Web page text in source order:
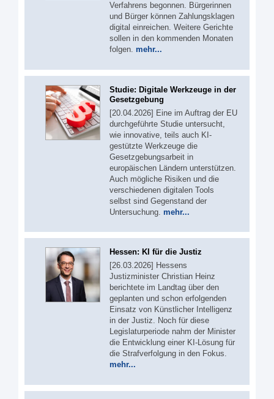
Verfahrens begonnen. Bürgerinnen
und Bürger können Zahlungsklagen
digital einreichen. Weitere Gerichte
sollen in den kommenden Monaten
folgen. mehr...
Studie: Digitale Werkzeuge in der
Gesetzgebung
[20.04.2026] Eine im Auftrag der EU
durchgeführte Studie untersucht,
wie innovative, teils auch KI-
gestützte Werkzeuge die
Gesetzgebungsarbeit in
europäischen Ländern unterstützen.
Auch mögliche Risiken und die
verschiedenen digitalen Tools
selbst sind Gegenstand der
Untersuchung. mehr...
Hessen: KI für die Justiz
[26.03.2026] Hessens
Justizminister Christian Heinz
berichtete im Landtag über den
geplanten und schon erfolgenden
Einsatz von Künstlicher Intelligenz
in der Justiz. Noch für diese
Legislaturperiode nahm der Minister
die Entwicklung einer KI-Lösung für
die Strafverfolgung in den Fokus.
mehr...